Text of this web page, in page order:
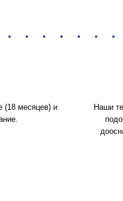
(18 месяцев) и
Наши